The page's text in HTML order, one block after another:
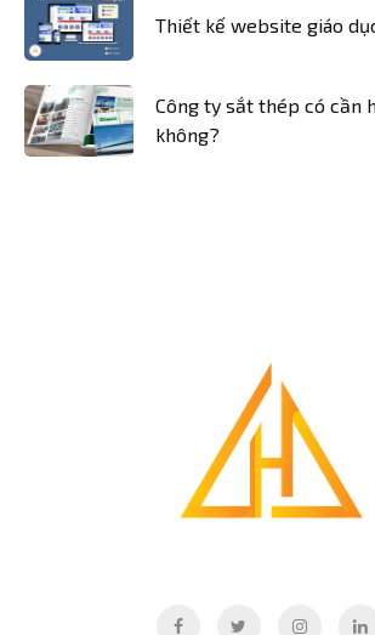
Thiết kế website giáo
Công ty sắt thép có cần
không?